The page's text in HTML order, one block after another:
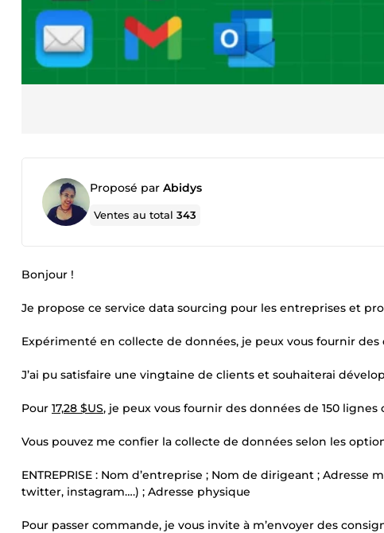
Proposé par Abidys
Ventes au total343
Bonjour !
Je propose ce service data sourcing pour les entreprises et
Expérimenté en collecte de données, je peux vous fournir des
J’ai pu satisfaire une vingtaine de clients et souhaiterai
Pour 17,28 $US, je peux vous fournir des données de 150
Vous pouvez me confier la collecte de données selon les
ENTREPRISE : Nom d’entreprise ; Nom de dirigeant ; Adresse
twitter, instagram….) ; Adresse physique
Pour passer commande, je vous invite à m’envoyer des